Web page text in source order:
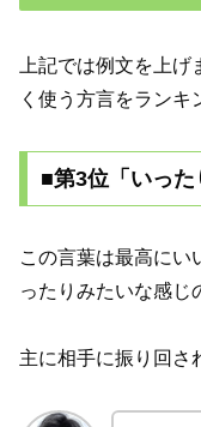
上記では例文を上
く使う方言をランキ
■第3位「いった
この言葉は最高にい
ったりみたいな感じ
主に相手に振り回さ